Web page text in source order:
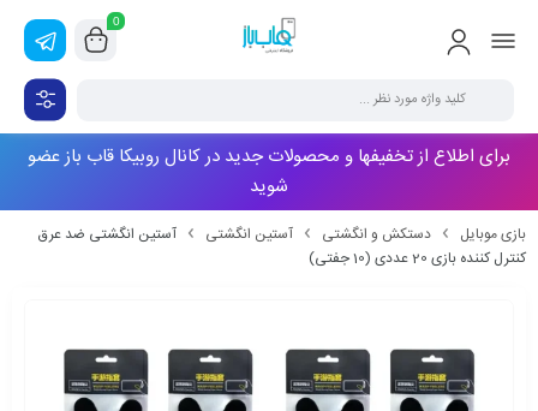
0
برای اطلاع از تخفیفها و محصولات جدید در کانال روبیکا قاب باز عضو
شوید
بازی موبایل دستکش و انگشتی آستین انگشتی
آستین انگشتی ضد عرق
کنترل کننده بازی 20 عددی (10 جفتی)